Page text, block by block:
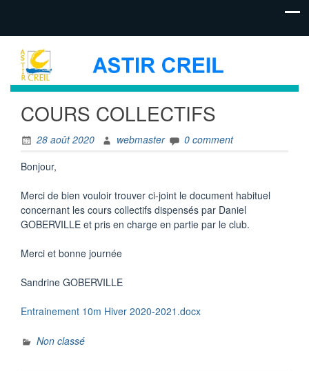
COURS COLLECTIFS
28 août 2020 webmaster
0 comment
Bonjour,
Merci de bien vouloir trouver ci-joint le document habituel
concernant les cours collectifs dispensés par Daniel
GOBERVILLE et pris en charge en partie par le club.
Merci et bonne journée
Sandrine GOBERVILLE
Entrainement 10m Hiver 2020-2021.docx
Non classé